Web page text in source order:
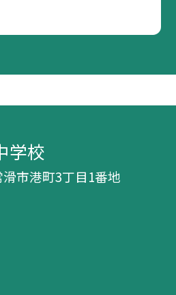
学校
滑市港町3丁目1番地